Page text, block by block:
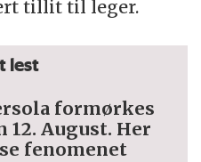
tillit til leger.
lest
formørkes
12. August. Her
fenomenet